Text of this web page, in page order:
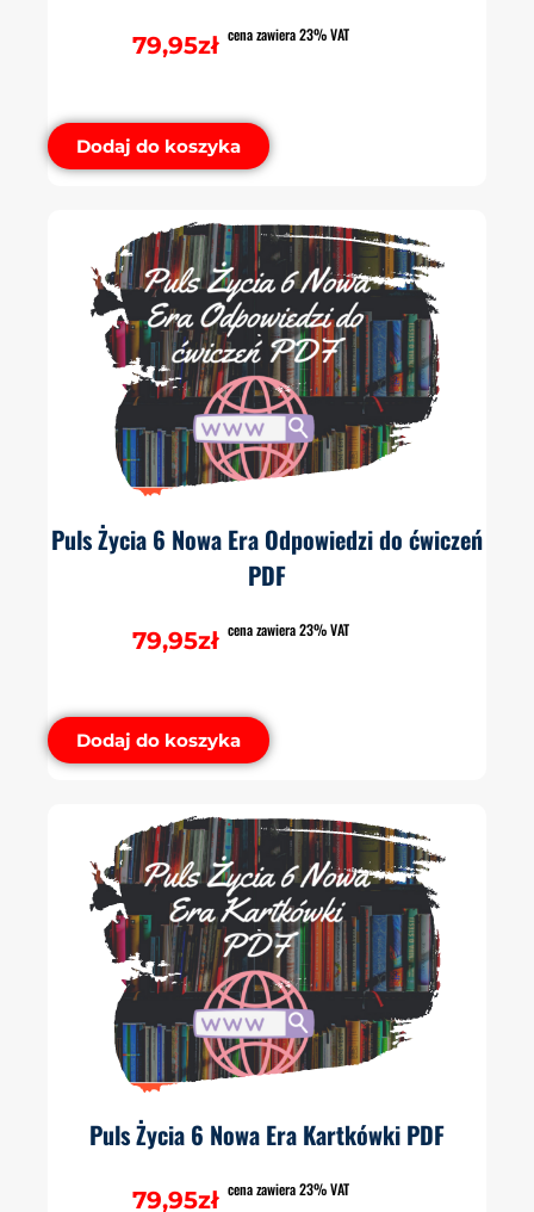
79,95zł cena zawiera 23% VAT
Dodaj do koszyka
Puls Życia 6 Nowa Era Odpowiedzi do ćwiczeń
PDF
79,95zł cena zawiera 23% VAT
Dodaj do koszyka
Puls Życia 6 Nowa Era Kartkówki PDF
79,95zł cena zawiera 23% VAT